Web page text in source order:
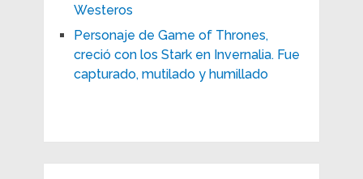
Westeros
Personaje de Game of Thrones,
creció con los Stark en Invernalia. Fue
capturado, mutilado y humillado